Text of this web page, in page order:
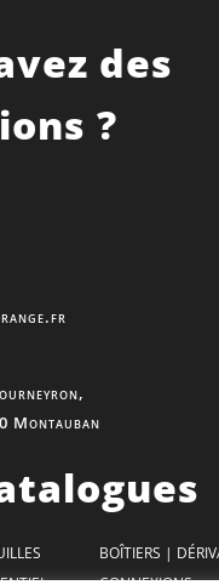
des
?
Montauban
BOÎTIERS |